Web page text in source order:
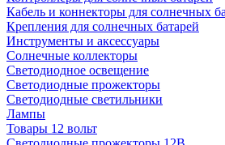
Кабель и коннекторы для солнечных
Крепления для солнечных батарей
Инструменты и аксессуары
Солнечные коллекторы
Светодиодное освещение
Светодиодные прожекторы
Светодиодные светильники
Лампы
Товары 12 вольт